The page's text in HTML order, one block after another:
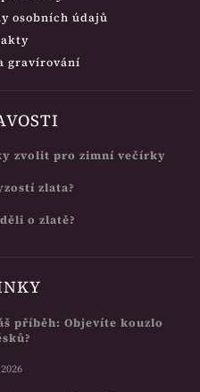
osobních údajů
gravírování
zvolit pro zimní večírky
zlata?
o zlatě?
příběh: Objevíte kouzlo